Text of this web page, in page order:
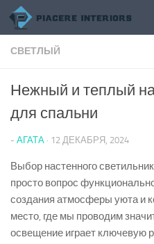
Перейти к содержимому
СВЕТЛЫЙ
Нежный и теплый
для спальни
- АГАТА · 12 ДЕКАБРЯ, 2024
Выбор настенного
просто вопрос
создания атмосферы уюта и
место, где мы проводим
освещение играет ключевую